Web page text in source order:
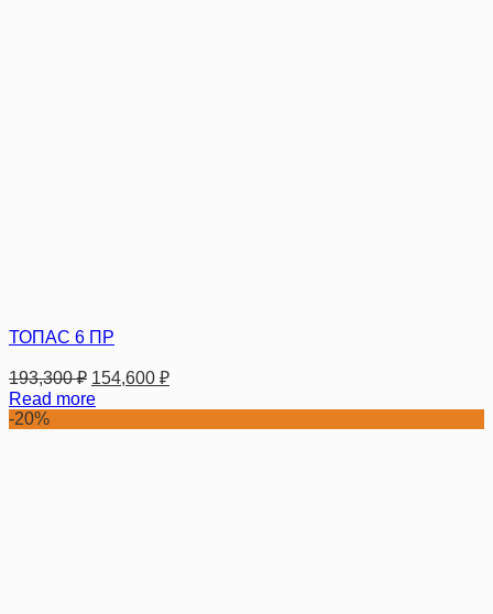
ТОПАС 6 ПР
193,300₽ 154,600 ₽
Read more
-20%